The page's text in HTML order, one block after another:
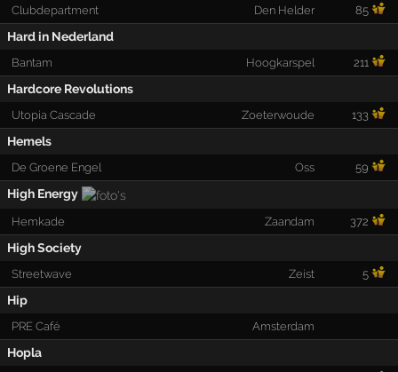
Clubdepartment Den Helder 85
Hard in Nederland
Bantam Hoogkarspel 211
Hardcore Revolutions
Utopia Cascade Zoeterwoude 133
Hemels
De Groene Engel Oss 59
High Energy
Hemkade Zaandam 372
High Society
Streetwave Zeist 5
Hip
PRE Café Amsterdam
Hopla